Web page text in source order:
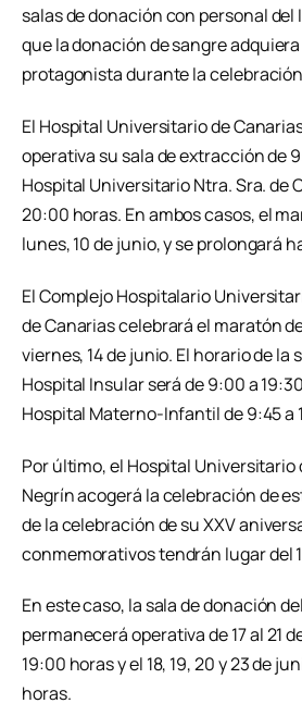
salas de donación con personal del
que la donación de sangre
protagonista durante la
El Hospital Universitario de
operativa su sala de extracción de
Hospital Universitario Ntra. Sra. de
20:00 horas. En ambos casos, el
lunes, 10 de junio, y se prolongará
El Complejo Hospitalario
de Canarias celebrará el maratón
viernes, 14 de junio. El horario de la
Hospital Insular será de 9:00 a
Hospital Materno-Infantil de 9:45 a
Por último, el Hospital Universitario
Negrín acogerá la celebración de
de la celebración de su XXV
conmemorativos tendrán lugar del
En este caso, la sala de donación
permanecerá operativa de 17 al 21
19:00 horas y el 18, 19, 20 y 23 de
horas.